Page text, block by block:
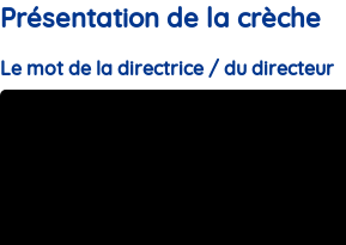
Présentation de la crèche
Le mot de la directrice / du directeur